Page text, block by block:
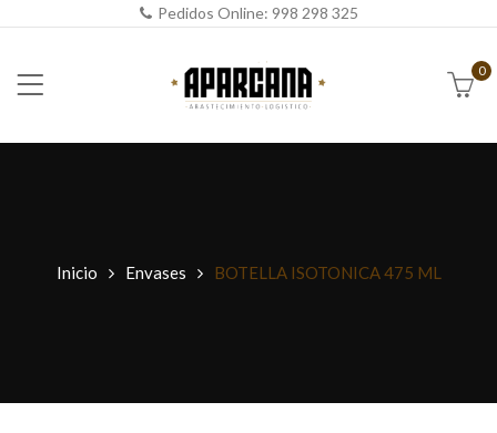
Pedidos Online: 998 298 325
0
Inicio Envases BOTELLA ISOTONICA 475 ML